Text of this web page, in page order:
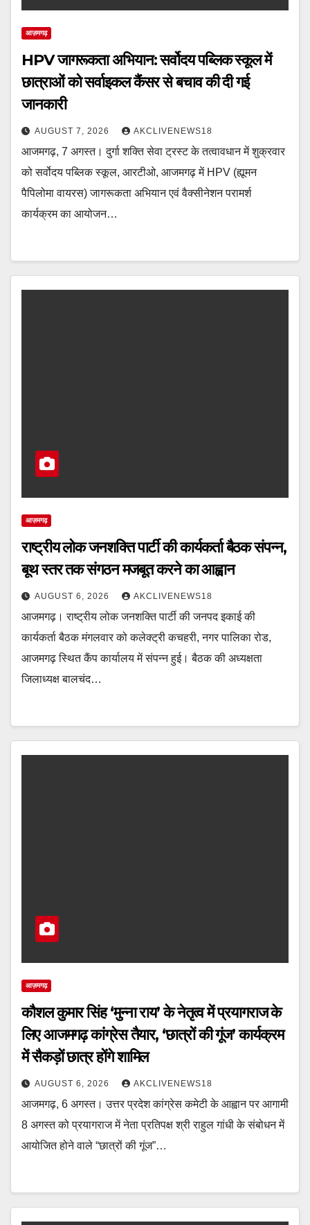
आज़मगढ़
HPV जागरूकता अभियान: सर्वोदय पब्लिक स्कूल में
छात्राओं को सर्वाइकल कैंसर से बचाव की दी गई
जानकारी
AUGUST 7, 2026 AKCLIVENEWS18
आजमगढ़, 7 अगस्त। दुर्गा शक्ति सेवा ट्रस्ट के तत्वावधान में शुक्रवार
को सर्वोदय पब्लिक स्कूल, आरटीओ, आजमगढ़ में HPV (ह्यूमन
पैपिलोमा वायरस) जागरूकता अभियान एवं वैक्सीनेशन परामर्श
कार्यक्रम का आयोजन…
आज़मगढ़
राष्ट्रीय लोक जनशक्ति पार्टी की कार्यकर्ता बैठक संपन्न,
बूथ स्तर तक संगठन मजबूत करने का आह्वान
AUGUST 6, 2026 AKCLIVENEWS18
आजमगढ़। राष्ट्रीय लोक जनशक्ति पार्टी की जनपद इकाई की
कार्यकर्ता बैठक मंगलवार को कलेक्ट्री कचहरी, नगर पालिका रोड,
आजमगढ़ स्थित कैंप कार्यालय में संपन्न हुई। बैठक की अध्यक्षता
जिलाध्यक्ष बालचंद…
आज़मगढ़
कौशल कुमार सिंह ‘मुन्ना राय’ के नेतृत्व में प्रयागराज के
लिए आजमगढ़ कांग्रेस तैयार, ‘छात्रों की गूंज’ कार्यक्रम
में सैकड़ों छात्र होंगे शामिल
AUGUST 6, 2026 AKCLIVENEWS18
आजमगढ़, 6 अगस्त। उत्तर प्रदेश कांग्रेस कमेटी के आह्वान पर आगामी
8 अगस्त को प्रयागराज में नेता प्रतिपक्ष श्री राहुल गांधी के संबोधन में
आयोजित होने वाले “छात्रों की गूंज”…